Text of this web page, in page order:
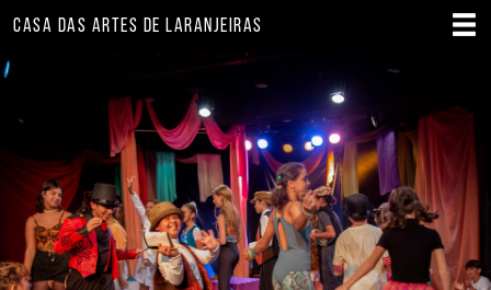
CASA DAS ARTES DE LARANJEIRAS